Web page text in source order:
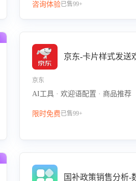
咨询体验已售99+
京东-卡片样式发送
京东
AI工具 · 欢迎语配置 · 商品推荐
限时免费已售99+
国补政策销售分析-